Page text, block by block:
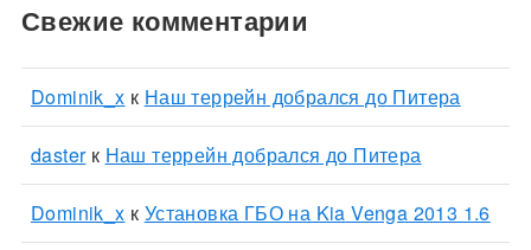
Свежие комментарии
Dominik_x к Наш террейн добрался до Питера
dasterк Наш террейн добрался до Питера
Dominik_x к Установка ГБО на Kia Venga 2013 1.6